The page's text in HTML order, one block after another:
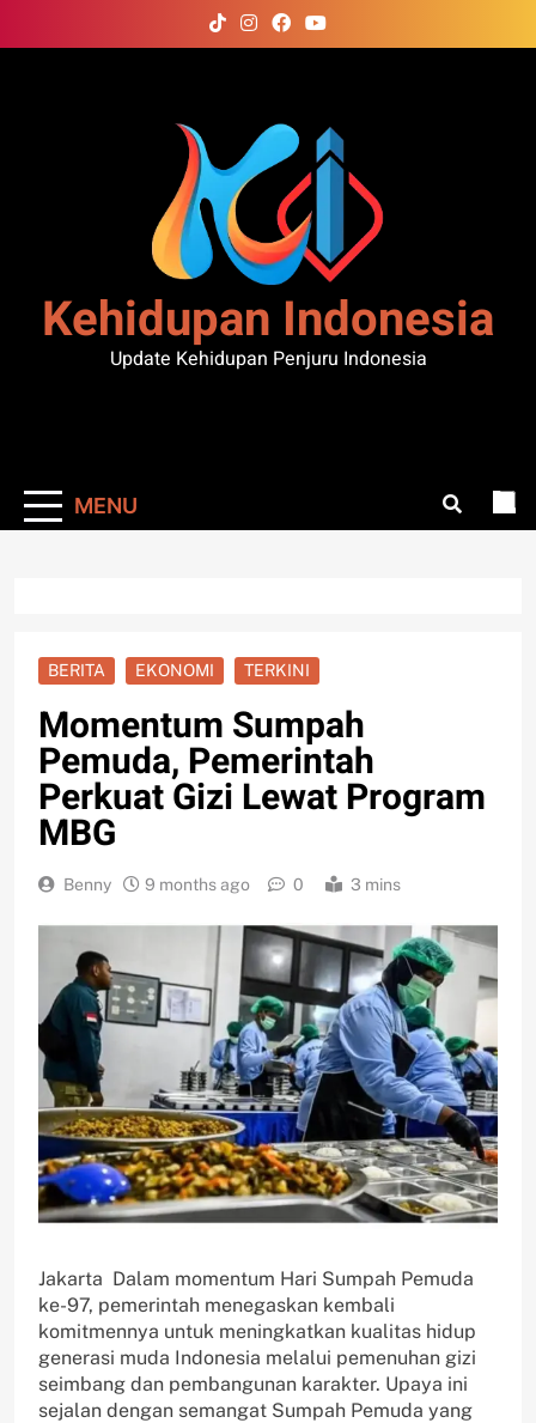
to
Kehidupan Indonesia
Update Kehidupan Penjuru Indonesia
MENU
BERITA EKONOMI TERKINI
Momentum Sumpah
Pemuda, Pemerintah
Perkuat Gizi Lewat Program
MBG
Benny 9 months ago 0 3 mins
Jakarta  Dalam momentum Hari Sumpah Pemuda
ke-97, pemerintah menegaskan kembali
komitmennya untuk meningkatkan kualitas hidup
generasi muda Indonesia melalui pemenuhan gizi
seimbang dan pembangunan karakter. Upaya ini
sejalan dengan semangat Sumpah Pemuda yang